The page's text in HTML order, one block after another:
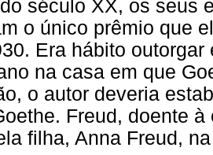
século XX, os seus
o único prêmio que
Era hábito
na casa em que
o autor deveria
Freud, doente
filha, Anna Freud,